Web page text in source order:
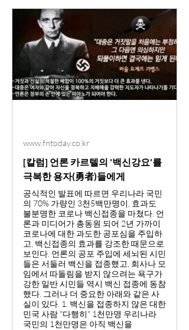
www.fntoday.co.kr
[칼럼] 언론 카르텔의 '백신강요'를
극복한 용자(勇者)들에게
공식적인 발표에 따르면 우리나라 국민
의 70% 가량인 3천5백만명이, 효과도
불분명한 코로나 백신접종을 마쳤다. 언
론과 미디어가 총동원 되어 2년 가까이
코로나에 대한 과도한 공포심을 주입하
고, 백신접종의 효과를 강조한 때문으로
보인다. 언론의 공포 주입에 세뇌된 시민
들은 서둘러 백신을 접종했고, 회사나 모
임에서 따돌림을 받지 않으려는 욕구가
강한 일반 시민들 역시 백신 접종에 동참
했다. 그러나 더 중요한 아래와 같은 사
실이 있다. 1. 백신을 접종하지 않은 대한
민국 사람 "다행히" 1천만명 우리나라
국민의 1천만명은 아직 백신을